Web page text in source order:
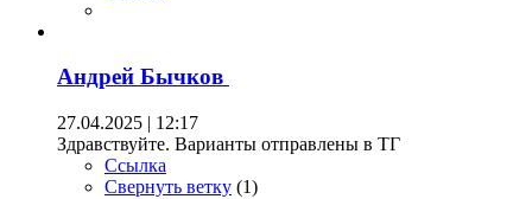
Андрей Бычков
27.04.2025 | 12:17
Здравствуйте. Варианты отправлены в ТГ
Ссылка
Свернуть ветку (1)